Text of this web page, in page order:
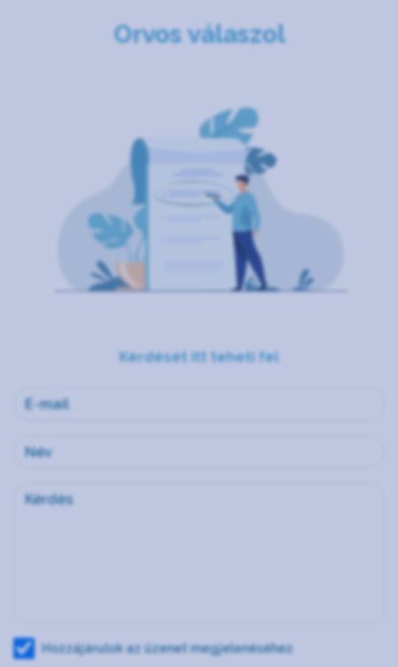
Orvos válaszol
Kérdését itt teheti fel
Hozzájárulok az üzenet megjelenéséhez